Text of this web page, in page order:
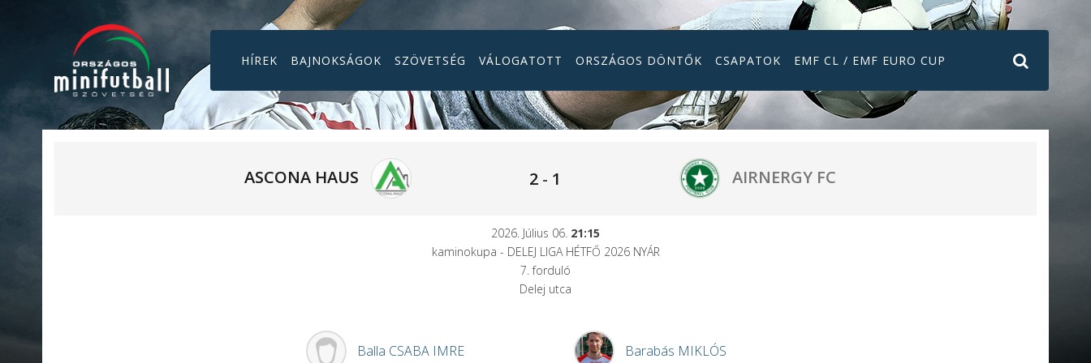
HÍREK BAJNOKSÁGOK SZÖVETSÉG VÁLOGATOTT ORSZÁGOS DÖNTŐK CSAPATOK EMF CL / EMF EURO CUP
ASCONA HAUS 2 - 1 AIRNERGY FC
2026. Július 06. 21:15
kaminokupa - DELEJ LIGA HÉTFŐ 2026 NYÁR
7. forduló
Delej utca
Balla CSABA IMRE Barabás MIKLÓS